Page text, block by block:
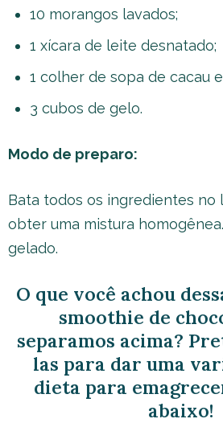
10 morangos lavados;
1 xícara de leite desnatado;
1 colher de sopa de cacau
3 cubos de gelo.
Modo de preparo:
Bata todos os ingredientes no
obter uma mistura
gelado.
O que você achou
smoothie de
separamos acima?
las para dar uma
dieta para
abaixo!